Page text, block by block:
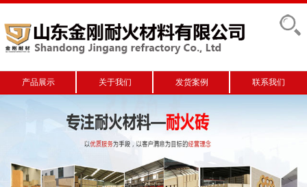
产品展示 关于我们 发货案例 联系我们